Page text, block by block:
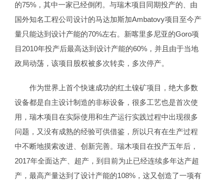
的75%，其中一家已经倒闭。与瑞木项目同期投产的、由
国外知名工程公司设计的马达加斯加Ambatovy项目至今产
量只能达到设计产能的70%左右。新喀里多尼亚的Goro项
目2010年投产后最高达到设计产能的60%，并且由于当地
政局动荡，该项目股权被多次转卖，多次停产。
作为世界上首个快速成功的红土镍矿项目，绝大多数
设备都是自主设计制造的非标设备，很多工艺也是首次使
用，瑞木项目在实际使用和生产运行实践过程中出现很多
问题，又没有成熟的经验可供借鉴，所以只有在生产过程
中不断地摸索改进、创新完善。瑞木项目在投产五年后，
2017年全面达产、超产，到目前为止已经连续多年达产超
产，最高产量达到了设计产能的108%，这又创造了一项有